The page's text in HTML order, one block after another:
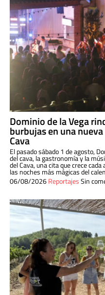
Dominio de la Vega
burbujas en una
Cava
El pasado sábado 1 de agosto,
del cava, la gastronomía y la
del Cava, una cita que crece
las noches más mágicas del
06/08/2026ReportajesSin